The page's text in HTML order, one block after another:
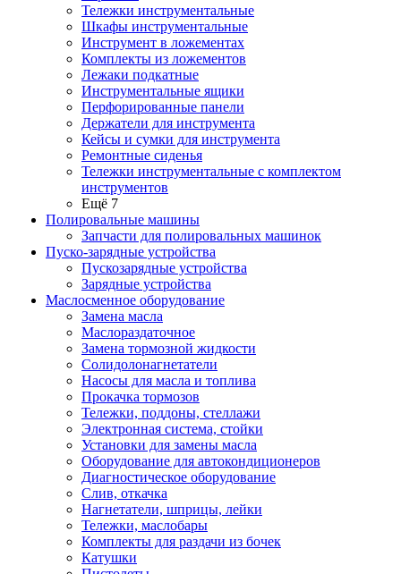
Тележки инструментальные
Шкафы инструментальные
Инструмент в ложементах
Комплекты из ложементов
Лежаки подкатные
Инструментальные ящики
Перфорированные панели
Держатели для инструмента
Кейсы и сумки для инструмента
Ремонтные сиденья
Тележки инструментальные с комплектом
инструментов
Ещё 7
Полировальные машины
Запчасти для полировальных машинок
Пуско-зарядные устройства
Пускозарядные устройства
Зарядные устройства
Маслосменное оборудование
Замена масла
Маслораздаточное
Замена тормозной жидкости
Солидолонагнетатели
Насосы для масла и топлива
Прокачка тормозов
Тележки, поддоны, стеллажи
Электронная система, стойки
Установки для замены масла
Оборудование для автокондиционеров
Диагностическое оборудование
Слив, откачка
Нагнетатели, шприцы, лейки
Тележки, маслобары
Комплекты для раздачи из бочек
Катушки